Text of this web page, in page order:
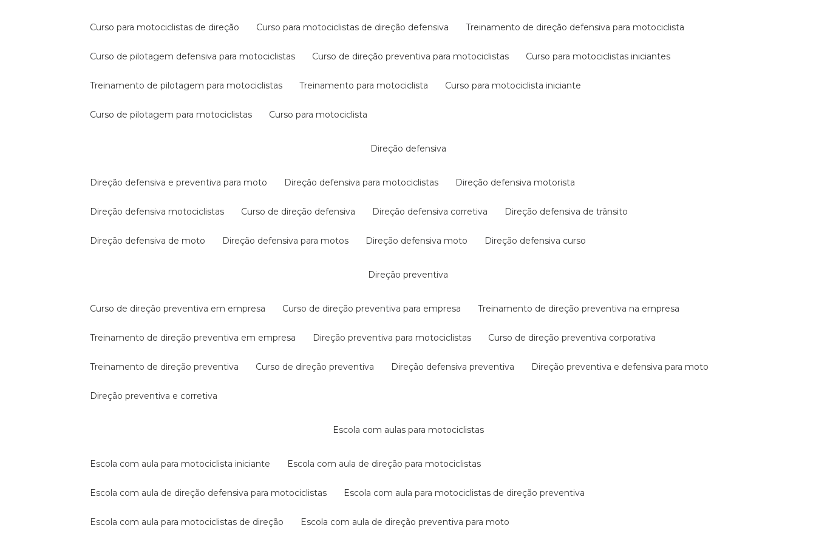
curso para motociclistas de direção curso para motociclistas de direção defensiva treinamento de direção defensiva para motociclista
curso de pilotagem defensiva para motociclistas curso de direção preventiva para motociclistas curso para motociclistas iniciantes
treinamento de pilotagem para motociclistas treinamento para motociclista curso para motociclista iniciante
curso de pilotagem para motociclistas curso para motociclista
direção defensiva
direção defensiva e preventiva para moto direção defensiva para motociclistas direção defensiva motorista
direção defensiva motociclistas curso de direção defensiva direção defensiva corretiva direção defensiva de trânsito
direção defensiva de moto direção defensiva para motos direção defensiva moto direção defensiva curso
direção preventiva
curso de direção preventiva em empresa curso de direção preventiva para empresa treinamento de direção preventiva na empresa
treinamento de direção preventiva em empresa direção preventiva para motociclistas curso de direção preventiva corporativa
treinamento de direção preventiva curso de direção preventiva direção defensiva preventiva direção preventiva e defensiva para moto
direção preventiva e corretiva
escola com aulas para motociclistas
escola com aula para motociclista iniciante escola com aula de direção para motociclistas
escola com aula de direção defensiva para motociclistas escola com aula para motociclistas de direção preventiva
escola com aula para motociclistas de direção escola com aula de direção preventiva para moto